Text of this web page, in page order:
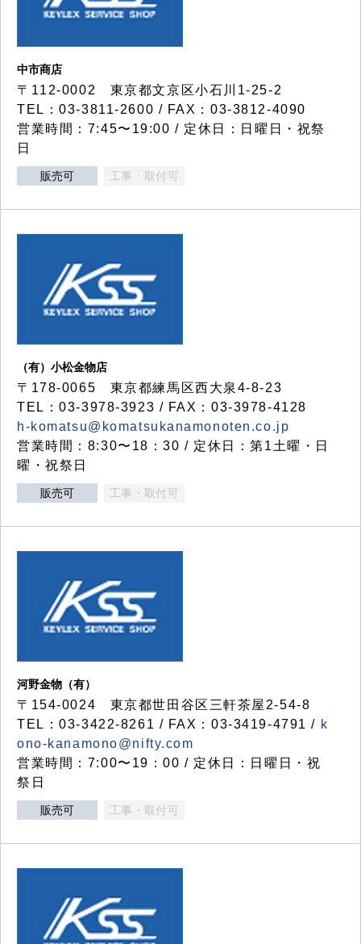
中市商店
〒112-0002 東京都文京区小石川1-25-2
TEL：03-3811-2600 / FAX：03-3812-4090
営業時間：7:45〜19:00 / 定休日：日曜日・祝祭
日
販売可 工事・取付可
（有）小松金物店
〒178-0065 東京都練馬区西大泉4-8-23
TEL：03-3978-3923 / FAX：03-3978-4128
h-komatsu@komatsukanamonoten.co.jp
営業時間：8:30〜18：30 / 定休日：第1土曜・日
曜・祝祭日
販売可 工事・取付可
河野金物（有）
〒154-0024 東京都世田谷区三軒茶屋2-54-8
TEL：03-3422-8261 / FAX：03-3419-4791 / k
ono-kanamono@nifty.com
営業時間：7:00〜19：00 / 定休日：日曜日・祝
祭日
販売可 工事・取付可